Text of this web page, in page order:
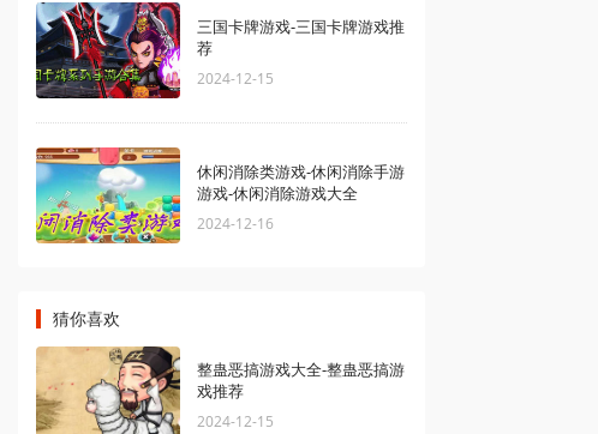
三国卡牌游戏-三国卡牌游戏推
荐
2024-12-15
休闲消除类游戏-休闲消除手游
游戏-休闲消除游戏大全
2024-12-16
猜你喜欢
整蛊恶搞游戏大全-整蛊恶搞游
戏推荐
2024-12-15